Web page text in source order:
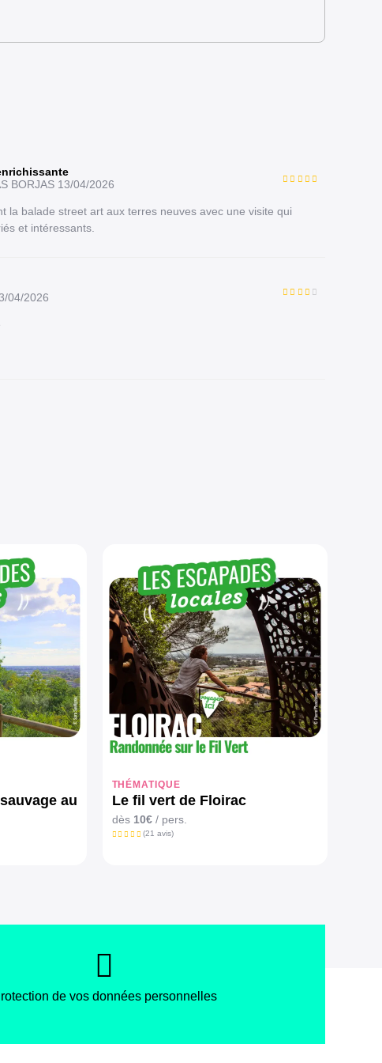
BORJAS 13/04/2026
la balade street art aux terres neuves avec une visite qui
et intéressants.
04/2026
au
THÉMATIQUE
Le fil vert de Floirac
dès 10€/ pers.
(21 avis)
de vos données personnelles